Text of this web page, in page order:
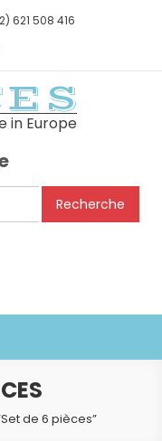
621 508 416
in Europe
Recherche
de 6 pièces”